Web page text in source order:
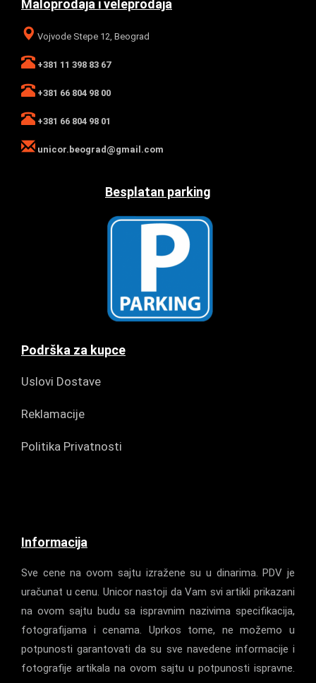
Maloprodaja i veleprodaja
Vojvode Stepe 12, Beograd
+381 11 398 83 67
+381 66 804 98 00
+381 66 804 98 01
unicor.beograd@gmail.com
Besplatan parking
Podrška za kupce
Uslovi Dostave
Reklamacije
Politika Privatnosti
Informacija
Sve cene na ovom sajtu izražene su u dinarima. PDV je
uračunat u cenu. Unicor nastoji da Vam svi artikli prikazani
na ovom sajtu budu sa ispravnim nazivima specifikacija,
fotografijama i cenama. Uprkos tome, ne možemo u
potpunosti garantovati da su sve navedene informacije i
fotografije artikala na ovom sajtu u potpunosti ispravne.